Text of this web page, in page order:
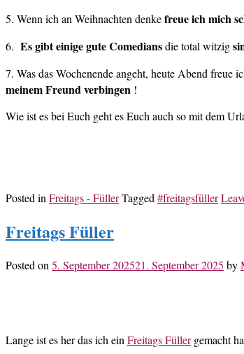
5. Wenn ich an Weihnachten denkefreue ich mich
6. Es gibt einige guteComediansdie total witzig
7. Was das Wochenende angeht, heute Abend freue
meinem Freund verbingen !
Wie ist es bei Euch geht es Euch auch so mit dem
Posted in Freitags - FüllerTagged #freitagsfüller
Freitags Füller
Posted on 5. September 202521. September 2025 by
Lange ist es her das ich ein Freitags Füllergemacht